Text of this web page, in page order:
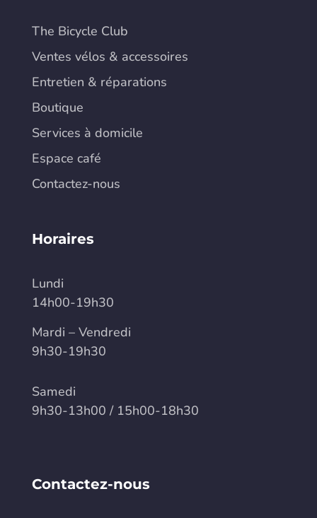
The Bicycle Club
Ventes vélos & accessoires
Entretien & réparations
Boutique
Services à domicile
Espace café
Contactez-nous
Horaires
Lundi
14h00-19h30
Mardi – Vendredi
9h30-19h30
Samedi
9h30-13h00 / 15h00-18h30
Contactez-nous